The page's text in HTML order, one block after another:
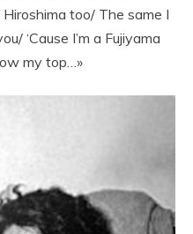
too/ The same I
‘Cause I’m a Fujiyama
my top…»